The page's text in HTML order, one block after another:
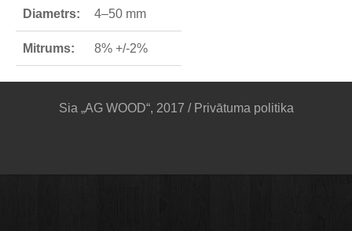
Diametrs: 4–50 mm
Mitrums: 8% +/-2%
Sia „AG WOOD“, 2017 / Privātuma politika